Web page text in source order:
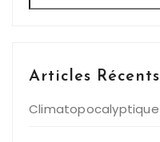
Articles Récents
Climatopocalyptique